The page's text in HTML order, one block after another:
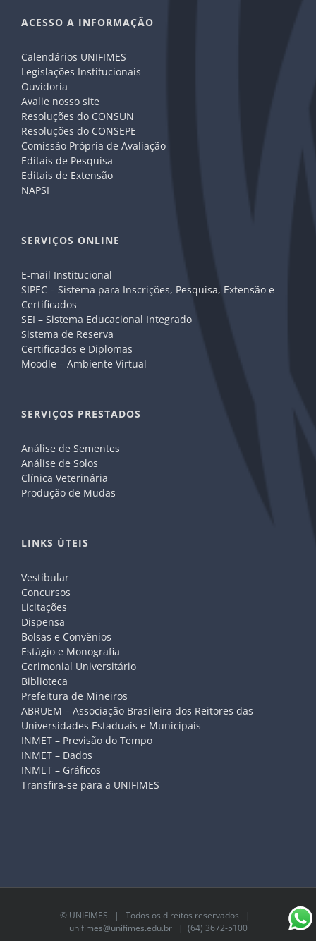
ACESSO A INFORMAÇÃO
Calendários UNIFIMES
Legislações Institucionais
Ouvidoria
Avalie nosso site
Resoluções do CONSUN
Resoluções do CONSEPE
Comissão Própria de Avaliação
Editais de Pesquisa
Editais de Extensão
NAPSI
SERVIÇOS ONLINE
E-mail Institucional
SIPEC – Sistema para Inscrições, Pesquisa, Extensão e
Certificados
SEI – Sistema Educacional Integrado
Sistema de Reserva
Certificados e Diplomas
Moodle – Ambiente Virtual
SERVIÇOS PRESTADOS
Análise de Sementes
Análise de Solos
Clínica Veterinária
Produção de Mudas
LINKS ÚTEIS
Vestibular
Concursos
Licitações
Dispensa
Bolsas e Convênios
Estágio e Monografia
Cerimonial Universitário
Biblioteca
Prefeitura de Mineiros
ABRUEM – Associação Brasileira dos Reitores das
Universidades Estaduais e Municipais
INMET – Previsão do Tempo
INMET – Dados
INMET – Gráficos
Transfira-se para a UNIFIMES
© UNIFIMES | Todos os direitos reservados |
unifimes@unifimes.edu.br| (64) 3672-5100